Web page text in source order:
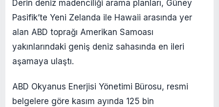
Derin deniz madenciliği arama planları, Güney
Pasifik’te Yeni Zelanda ile Hawaii arasında yer
alan ABD toprağı Amerikan Samoası
yakınlarındaki geniş deniz sahasında en ileri
aşamaya ulaştı.
ABD Okyanus Enerjisi Yönetimi Bürosu, resmi
belgelere göre kasım ayında 125 bin